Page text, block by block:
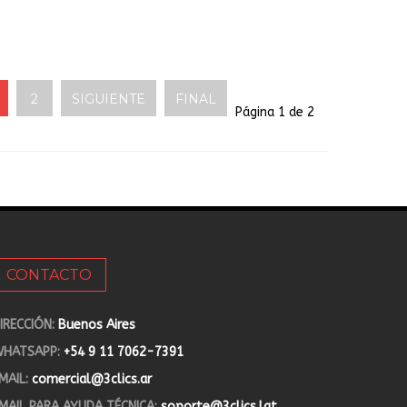
2 SIGUIENTE FINAL
Página 1 de 2
CONTACTO
Buenos Aires
+54 9 11 7062-7391
comercial@3clics.ar